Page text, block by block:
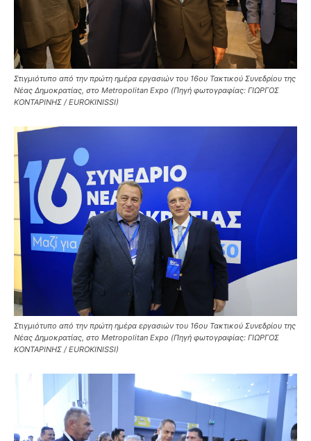
Στιγμιότυπο από την πρώτη ημέρα εργασιών του 16ου Τακτικού Συνεδρίου της
Νέας Δημοκρατίας, στο Metropolitan Expo (Πηγή φωτογραφίας: ΓΙΩΡΓΟΣ
ΚΟΝΤΑΡΙΝΗΣ / EUROKINISSI)
Στιγμιότυπο από την πρώτη ημέρα εργασιών του 16ου Τακτικού Συνεδρίου της
Νέας Δημοκρατίας, στο Metropolitan Expo (Πηγή φωτογραφίας: ΓΙΩΡΓΟΣ
ΚΟΝΤΑΡΙΝΗΣ / EUROKINISSI)